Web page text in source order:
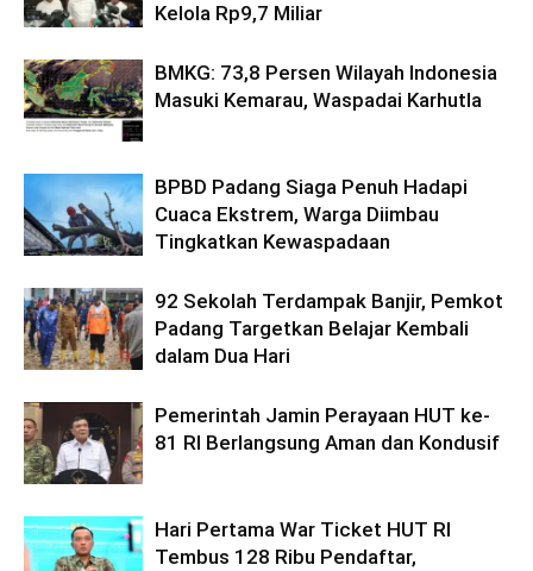
Kelola Rp9,7 Miliar
BMKG: 73,8 Persen Wilayah Indonesia
Masuki Kemarau, Waspadai Karhutla
BPBD Padang Siaga Penuh Hadapi
Cuaca Ekstrem, Warga Diimbau
Tingkatkan Kewaspadaan
92 Sekolah Terdampak Banjir, Pemkot
Padang Targetkan Belajar Kembali
dalam Dua Hari
Pemerintah Jamin Perayaan HUT ke-
81 RI Berlangsung Aman dan Kondusif
Hari Pertama War Ticket HUT RI
Tembus 128 Ribu Pendaftar,